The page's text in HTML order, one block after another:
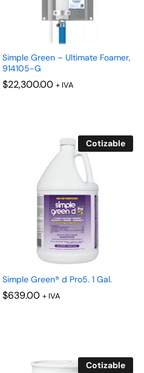
Simple Green – Ultimate Foamer,
914105-G
$22,300.00 + IVA
$22,300.00
Cotizable
Simple Green® d Pro5. 1 Gal.
$639.00 + IVA
$639.00
Cotizable